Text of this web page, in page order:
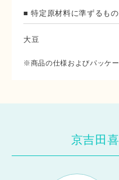
■ 特定原材料に準ずるもの
大豆
※商品の仕様およびパッケ
京吉田